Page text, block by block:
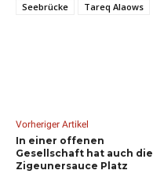
Seebrücke
Tareq Alaows
Vorheriger Artikel
In einer offenen
Gesellschaft hat auch die
Zigeunersauce Platz